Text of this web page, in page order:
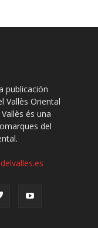
publicación
Vallès Oriental
és una
del